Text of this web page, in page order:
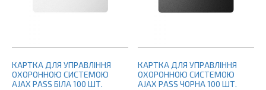
КАРТКА ДЛЯ УПРАВЛІННЯ
ОХОРОННОЮ СИСТЕМОЮ
AJAX PASS БІЛА 100 ШТ.
КАРТКА ДЛЯ УПРАВЛІННЯ
ОХОРОННОЮ СИСТЕМОЮ
AJAX PASS ЧОРНА 100 ШТ.